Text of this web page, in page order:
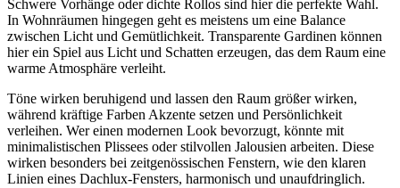
Schwere Vorhänge oder dichte Rollos sind hier die perfekte Wahl.
In Wohnräumen hingegen geht es meistens um eine Balance
zwischen Licht und Gemütlichkeit. Transparente Gardinen können
hier ein Spiel aus Licht und Schatten erzeugen, das dem Raum eine
warme Atmosphäre verleiht.
Töne wirken beruhigend und lassen den Raum größer wirken,
während kräftige Farben Akzente setzen und Persönlichkeit
verleihen. Wer einen modernen Look bevorzugt, könnte mit
minimalistischen Plissees oder stilvollen Jalousien arbeiten. Diese
wirken besonders bei zeitgenössischen Fenstern, wie den klaren
Linien eines Dachlux-Fensters, harmonisch und unaufdringlich.